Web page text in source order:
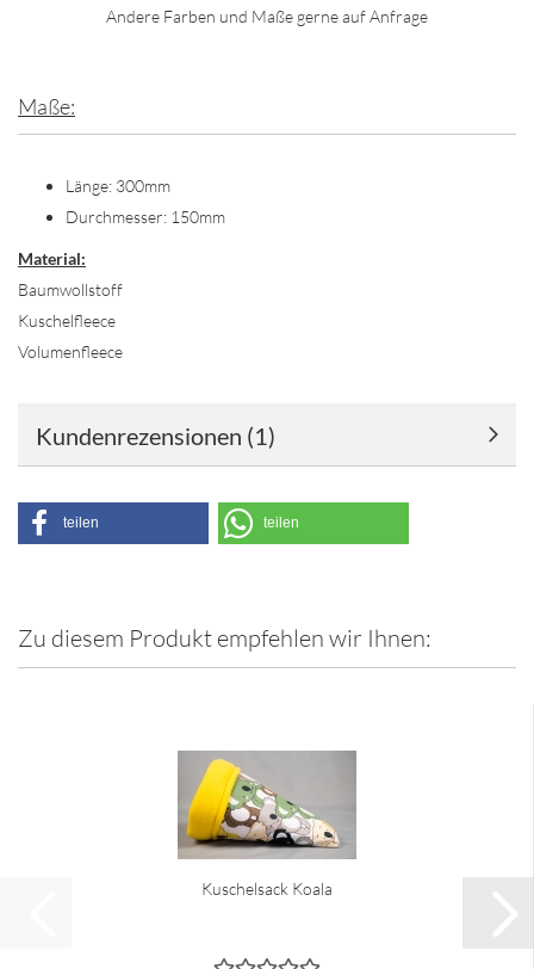
Andere Farben und Maße gerne auf Anfrage
Maße:
Länge: 300mm
Durchmesser: 150mm
Material:
Baumwollstoff
Kuschelfleece
Volumenfleece
Kundenrezensionen (1)
teilen teilen
Zu diesem Produkt empfehlen wir Ihnen:
Kuschelsack Koala